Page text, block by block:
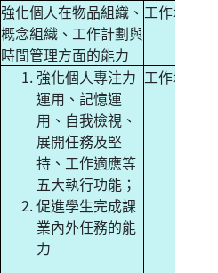
強化個人在物品組織、
概念組織、工作計劃與
時間管理方面的能力
工作坊
強化個人專注力
運用、記憶運
用、自我檢視、
展開任務及堅
持、工作適應等
五大執行功能；
促進學生完成課
業內外任務的能
力
工作坊